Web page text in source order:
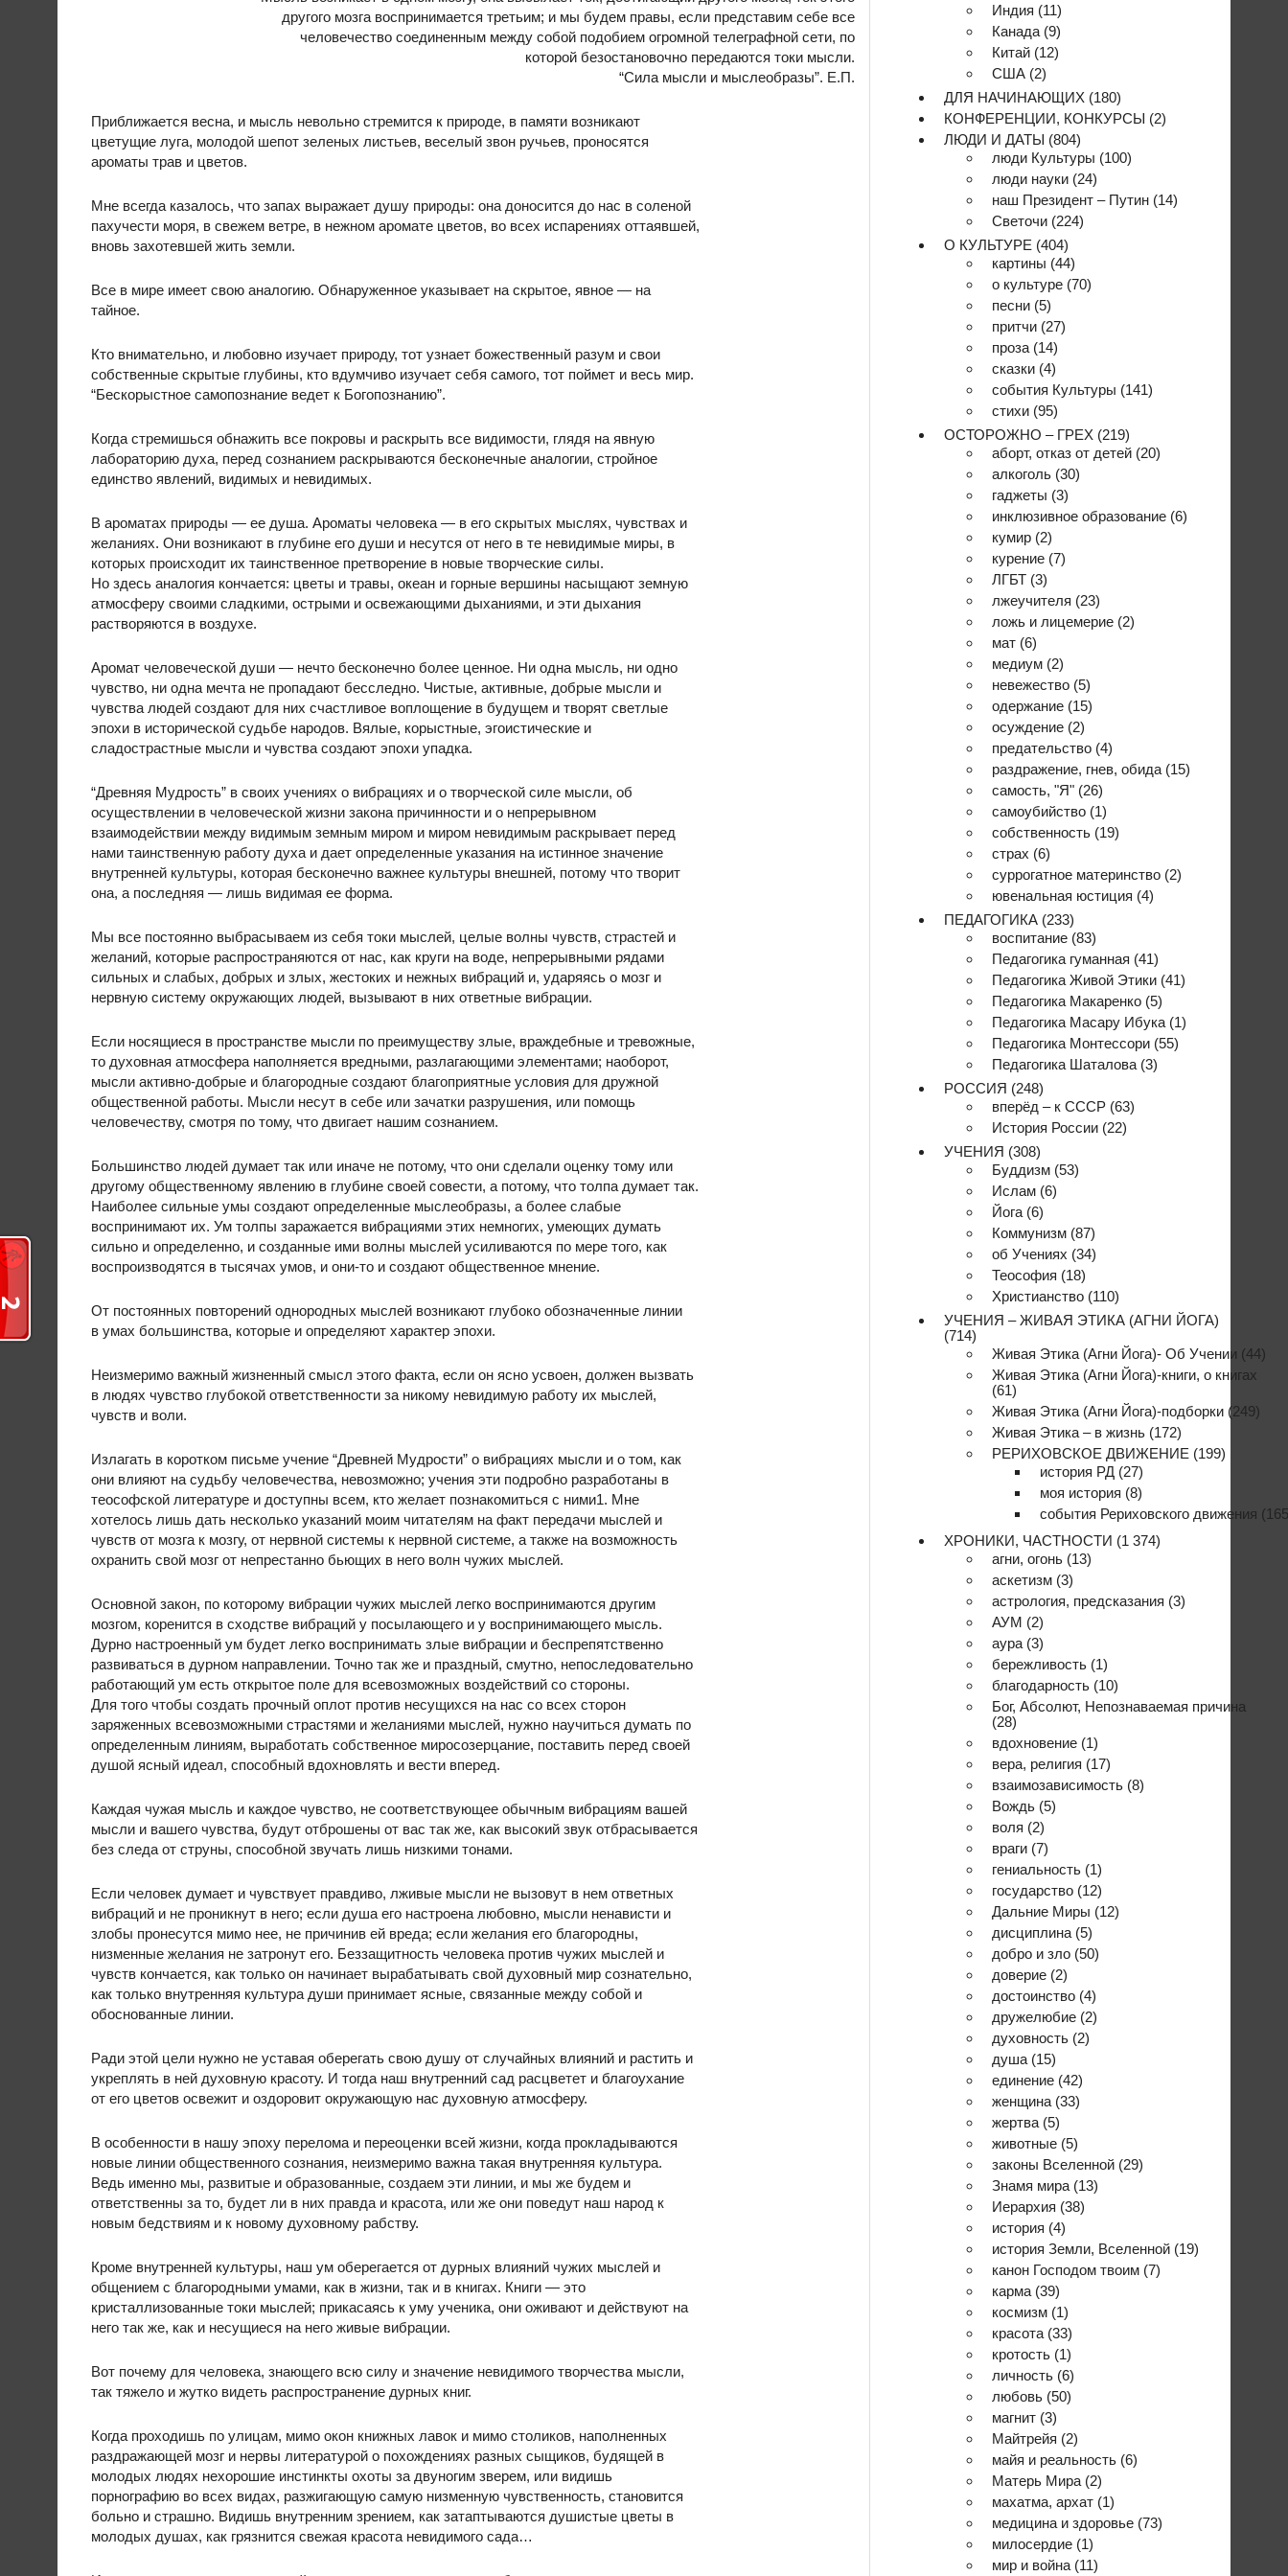
другого мозга воспринимается третьим; и мы будем правы, если представим себе все
человечество соединенным между собой подобием огромной телеграфной сети, по
которой безостановочно передаются токи мысли.
“Сила мысли и мыслеобразы”. Е.П.
Приближается весна, и мысль невольно стремится к природе, в памяти возникают
цветущие луга, молодой шепот зеленых листьев, веселый звон ручьев, проносятся
ароматы трав и цветов.
Мне всегда казалось, что запах выражает душу природы: она доносится до нас в соленой
пахучести моря, в свежем ветре, в нежном аромате цветов, во всех испарениях оттаявшей,
вновь захотевшей жить земли.
Все в мире имеет свою аналогию. Обнаруженное указывает на скрытое, явное — на
тайное.
Кто внимательно, и любовно изучает природу, тот узнает божественный разум и свои
собственные скрытые глубины, кто вдумчиво изучает себя самого, тот поймет и весь мир.
“Бескорыстное самопознание ведет к Богопознанию”.
Когда стремишься обнажить все покровы и раскрыть все видимости, глядя на явную
лабораторию духа, перед сознанием раскрываются бесконечные аналогии, стройное
единство явлений, видимых и невидимых.
В ароматах природы — ее душа. Ароматы человека — в его скрытых мыслях, чувствах и
желаниях. Они возникают в глубине его души и несутся от него в те невидимые миры, в
которых происходит их таинственное претворение в новые творческие силы.
Но здесь аналогия кончается: цветы и травы, океан и горные вершины насыщают земную
атмосферу своими сладкими, острыми и освежающими дыханиями, и эти дыхания
растворяются в воздухе.
Аромат человеческой души — нечто бесконечно более ценное. Ни одна мысль, ни одно
чувство, ни одна мечта не пропадают бесследно. Чистые, активные, добрые мысли и
чувства людей создают для них счастливое воплощение в будущем и творят светлые
эпохи в исторической судьбе народов. Вялые, корыстные, эгоистические и
сладострастные мысли и чувства создают эпохи упадка.
“Древняя Мудрость” в своих учениях о вибрациях и о творческой силе мысли, об
осуществлении в человеческой жизни закона причинности и о непрерывном
взаимодействии между видимым земным миром и миром невидимым раскрывает перед
нами таинственную работу духа и дает определенные указания на истинное значение
внутренней культуры, которая бесконечно важнее культуры внешней, потому что творит
она, а последняя — лишь видимая ее форма.
Мы все постоянно выбрасываем из себя токи мыслей, целые волны чувств, страстей и
желаний, которые распространяются от нас, как круги на воде, непрерывными рядами
сильных и слабых, добрых и злых, жестоких и нежных вибраций и, ударяясь о мозг и
нервную систему окружающих людей, вызывают в них ответные вибрации.
Если носящиеся в пространстве мысли по преимуществу злые, враждебные и тревожные,
то духовная атмосфера наполняется вредными, разлагающими элементами; наоборот,
мысли активно-добрые и благородные создают благоприятные условия для дружной
общественной работы. Мысли несут в себе или зачатки разрушения, или помощь
человечеству, смотря по тому, что двигает нашим сознанием.
Большинство людей думает так или иначе не потому, что они сделали оценку тому или
другому общественному явлению в глубине своей совести, а потому, что толпа думает так.
Наиболее сильные умы создают определенные мыслеобразы, а более слабые
воспринимают их. Ум толпы заражается вибрациями этих немногих, умеющих думать
сильно и определенно, и созданные ими волны мыслей усиливаются по мере того, как
воспроизводятся в тысячах умов, и они-то и создают общественное мнение.
От постоянных повторений однородных мыслей возникают глубоко обозначенные линии
в умах большинства, которые и определяют характер эпохи.
Неизмеримо важный жизненный смысл этого факта, если он ясно усвоен, должен вызвать
в людях чувство глубокой ответственности за никому невидимую работу их мыслей,
чувств и воли.
Излагать в коротком письме учение “Древней Мудрости” о вибрациях мысли и о том, как
они влияют на судьбу человечества, невозможно; учения эти подробно разработаны в
теософской литературе и доступны всем, кто желает познакомиться с ними1. Мне
хотелось лишь дать несколько указаний моим читателям на факт передачи мыслей и
чувств от мозга к мозгу, от нервной системы к нервной системе, а также на возможность
охранить свой мозг от непрестанно бьющих в него волн чужих мыслей.
Основной закон, по которому вибрации чужих мыслей легко воспринимаются другим
мозгом, коренится в сходстве вибраций у посылающего и у воспринимающего мысль.
Дурно настроенный ум будет легко воспринимать злые вибрации и беспрепятственно
развиваться в дурном направлении. Точно так же и праздный, смутно, непоследовательно
работающий ум есть открытое поле для всевозможных воздействий со стороны.
Для того чтобы создать прочный оплот против несущихся на нас со всех сторон
заряженных всевозможными страстями и желаниями мыслей, нужно научиться думать по
определенным линиям, выработать собственное миросозерцание, поставить перед своей
душой ясный идеал, способный вдохновлять и вести вперед.
Каждая чужая мысль и каждое чувство, не соответствующее обычным вибрациям вашей
мысли и вашего чувства, будут отброшены от вас так же, как высокий звук отбрасывается
без следа от струны, способной звучать лишь низкими тонами.
Если человек думает и чувствует правдиво, лживые мысли не вызовут в нем ответных
вибраций и не проникнут в него; если душа его настроена любовно, мысли ненависти и
злобы пронесутся мимо нее, не причинив ей вреда; если желания его благородны,
низменные желания не затронут его. Беззащитность человека против чужих мыслей и
чувств кончается, как только он начинает вырабатывать свой духовный мир сознательно,
как только внутренняя культура души принимает ясные, связанные между собой и
обоснованные линии.
Ради этой цели нужно не уставая оберегать свою душу от случайных влияний и растить и
укреплять в ней духовную красоту. И тогда наш внутренний сад расцветет и благоухание
от его цветов освежит и оздоровит окружающую нас духовную атмосферу.
В особенности в нашу эпоху перелома и переоценки всей жизни, когда прокладываются
новые линии общественного сознания, неизмеримо важна такая внутренняя культура.
Ведь именно мы, развитые и образованные, создаем эти линии, и мы же будем и
ответственны за то, будет ли в них правда и красота, или же они поведут наш народ к
новым бедствиям и к новому духовному рабству.
Кроме внутренней культуры, наш ум оберегается от дурных влияний чужих мыслей и
общением с благородными умами, как в жизни, так и в книгах. Книги — это
кристаллизованные токи мыслей; прикасаясь к уму ученика, они оживают и действуют на
него так же, как и несущиеся на него живые вибрации.
Вот почему для человека, знающего всю силу и значение невидимого творчества мысли,
так тяжело и жутко видеть распространение дурных книг.
Когда проходишь по улицам, мимо окон книжных лавок и мимо столиков, наполненных
раздражающей мозг и нервы литературой о похождениях разных сыщиков, будящей в
молодых людях нехорошие инстинкты охоты за двуногим зверем, или видишь
порнографию во всех видах, разжигающую самую низменную чувственность, становится
больно и страшно. Видишь внутренним зрением, как затаптываются душистые цветы в
молодых душах, как грязнится свежая красота невидимого сада…
Индия (11)
Канада (9)
Китай (12)
США (2)
ДЛЯ НАЧИНАЮЩИХ (180)
КОНФЕРЕНЦИИ, КОНКУРСЫ (2)
ЛЮДИ И ДАТЫ (804)
люди Культуры (100)
люди науки (24)
наш Президент – Путин (14)
Светочи (224)
О КУЛЬТУРЕ (404)
картины (44)
о культуре (70)
песни (5)
притчи (27)
проза (14)
сказки (4)
события Культуры (141)
стихи (95)
ОСТОРОЖНО – ГРЕХ (219)
аборт, отказ от детей (20)
алкоголь (30)
гаджеты (3)
инклюзивное образование (6)
кумир (2)
курение (7)
ЛГБТ (3)
лжеучителя (23)
ложь и лицемерие (2)
мат (6)
медиум (2)
невежество (5)
одержание (15)
осуждение (2)
предательство (4)
раздражение, гнев, обида (15)
самость, "Я" (26)
самоубийство (1)
собственность (19)
страх (6)
суррогатное материнство (2)
ювенальная юстиция (4)
ПЕДАГОГИКА (233)
воспитание (83)
Педагогика гуманная (41)
Педагогика Живой Этики (41)
Педагогика Макаренко (5)
Педагогика Масару Ибука (1)
Педагогика Монтессори (55)
Педагогика Шаталова (3)
РОССИЯ (248)
вперёд – к СССР (63)
История России (22)
УЧЕНИЯ (308)
Буддизм (53)
Ислам (6)
Йога (6)
Коммунизм (87)
об Учениях (34)
Теософия (18)
Христианство (110)
УЧЕНИЯ – ЖИВАЯ ЭТИКА (АГНИ ЙОГА)
(714)
Живая Этика (Агни Йога)- Об Учении (44)
Живая Этика (Агни Йога)-книги, о книгах
(61)
Живая Этика (Агни Йога)-подборки (249)
Живая Этика – в жизнь (172)
РЕРИХОВСКОЕ ДВИЖЕНИЕ (199)
история РД (27)
моя история (8)
события Рериховского движения
ХРОНИКИ, ЧАСТНОСТИ (1 374)
агни, огонь (13)
аскетизм (3)
астрология, предсказания (3)
АУМ (2)
аура (3)
бережливость (1)
благодарность (10)
Бог, Абсолют, Непознаваемая причина
(28)
вдохновение (1)
вера, религия (17)
взаимозависимость (8)
Вождь (5)
воля (2)
враги (7)
гениальность (1)
государство (12)
Дальние Миры (12)
дисциплина (5)
добро и зло (50)
доверие (2)
достоинство (4)
дружелюбие (2)
духовность (2)
душа (15)
единение (42)
женщина (33)
жертва (5)
животные (5)
законы Вселенной (29)
Знамя мира (13)
Иерархия (38)
история (4)
история Земли, Вселенной (19)
канон Господом твоим (7)
карма (39)
космизм (1)
красота (33)
кротость (1)
личность (6)
любовь (50)
магнит (3)
Майтрейя (2)
майя и реальность (6)
Матерь Мира (2)
махатма, архат (1)
медицина и здоровье (73)
милосердие (1)
мир и война (11)